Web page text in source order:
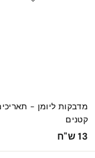
מדבקות ליומן -
קטנים
13 ש"ח
3